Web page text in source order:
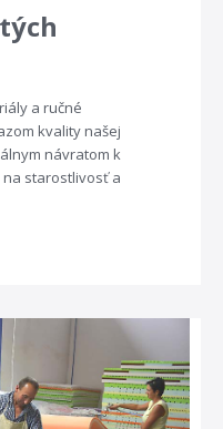
a ručné
kvality našej
návratom k
starostlivosť a